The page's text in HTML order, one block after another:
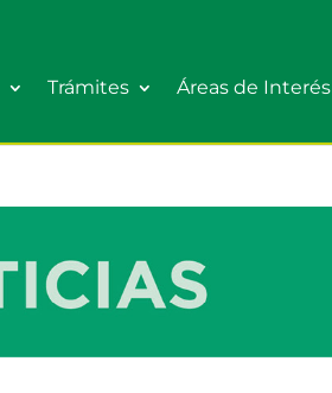
Trámites Áreas de Interés